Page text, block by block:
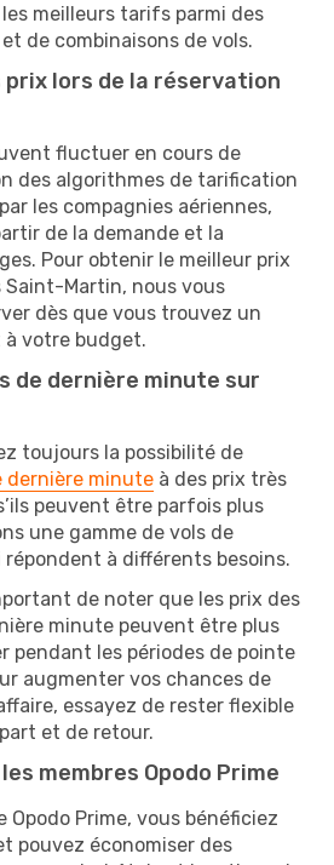
meilleurs tarifs parmi des
de combinaisons de vols.
lors de la réservation
fluctuer en cours de
des algorithmes de tarification
les compagnies aériennes,
de la demande et la
Pour obtenir le meilleur prix
Saint-Martin, nous vous
dès que vous trouvez un
votre budget.
de dernière minute sur
toujours la possibilité de
dernière minute à des prix très
peuvent être parfois plus
une gamme de vols de
à différents besoins.
de noter que les prix des
minute peuvent être plus
pendant les périodes de pointe
augmenter vos chances de
essayez de rester flexible
et de retour.
membres Opodo Prime
Opodo Prime, vous bénéficiez
pouvez économiser des